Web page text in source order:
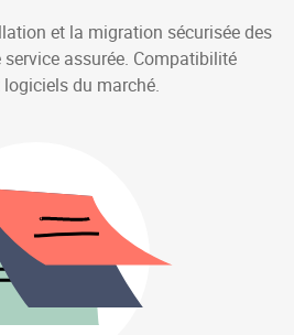
et la migration sécurisée des
assurée. Compatibilité
du marché.